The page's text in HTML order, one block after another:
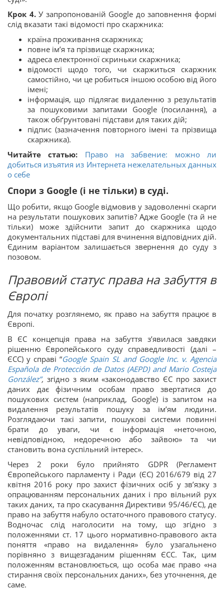
Крок 4.У запропонованій Google до заповнення формі
слід вказати такі відомості про скаржника:
країна проживання скаржника;
повне ім’я та прізвище скаржника;
адреса електронної скриньки скаржника;
відомості щодо того, чи скаржиться скаржник
самостійно, чи це робиться іншою особою від його
імені;
інформація, що підлягає видаленню з результатів
за пошуковими запитами Google (посилання), а
також обґрунтовані підстави для таких дій;
підпис (зазначення повторного імені та прізвища
скаржника).
Читайте статью: Право на забвение: можно ли
добиться изъятия из Интернета нежелательных данных
о себе
Спори з Google (і не тільки) в суді.
Що робити, якщо Google відмовив у задоволенні скарги
на результати пошукових запитів? Адже Google (та й не
тільки) може здійснити запит до скаржника щодо
документальних підставі для вчинення відповідних дій.
Єдиним варіантом залишається звернення до суду з
позовом.
Правовий статус права на забуття в
Європі
Для початку розглянемо, як право на забуття працює в
Європі.
В ЄС концепція права на забуття з’явилася завдяки
рішенню Європейського суду справедливості (далі –
ЄСС) у справі “Google Spain SL and Google Inc. v. Agencia
Española de Protección de Datos (AEPD) and Mario Costeja
González”, згідно з яким «законодавство ЄС про захист
даних дає фізичним особам право звертатися до
пошукових систем (наприклад, Google) із запитом на
видалення результатів пошуку за ім’ям людини.
Розглядаючи такі запити, пошукові системи повинні
брати до уваги, чи є інформація «неточною,
невідповідною, недоречною або зайвою» та чи
становить вона суспільний інтерес».
Через 2 роки було прийнято GDPR (Регламент
Європейського парламенту і Ради (ЄС) 2016/679 від 27
квітня 2016 року про захист фізичних осіб у зв’язку з
опрацюванням персональних даних і про вільний рух
таких даних, та про скасування Директиви 95/46/ЄС), де
право на забуття набуло остаточного правового статусу.
Водночас слід наголосити на тому, що згідно з
положеннями ст. 17 цього нормативно-правового акта
поняття «право на видалення» було узагальнено
порівняно з вищезгаданим рішенням ЄСС. Так, цим
положенням встановлюється, що особа має право «на
стирання своїх персональних даних», без уточнення, де
саме.